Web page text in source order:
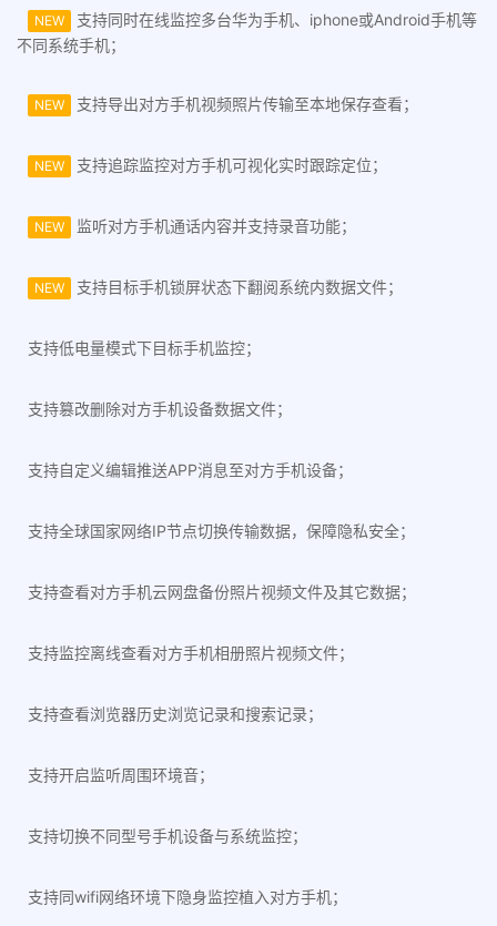
NEW
支持同时在线监控多台华为手机、iphone或Android手机等
不同系统手机；
NEW 支持导出对方手机视频照片传输至本地保存查看；
NEW 支持追踪监控对方手机可视化实时跟踪定位；
NEW 监听对方手机通话内容并支持录音功能；
NEW 支持目标手机锁屏状态下翻阅系统内数据文件；
支持低电量模式下目标手机监控；
支持篡改删除对方手机设备数据文件；
支持自定义编辑推送APP消息至对方手机设备；
支持全球国家网络IP节点切换传输数据，保障隐私安全；
支持查看对方手机云网盘备份照片视频文件及其它数据；
支持监控离线查看对方手机相册照片视频文件；
支持查看浏览器历史浏览记录和搜索记录；
支持开启监听周围环境音；
支持切换不同型号手机设备与系统监控；
支持同wifi网络环境下隐身监控植入对方手机；